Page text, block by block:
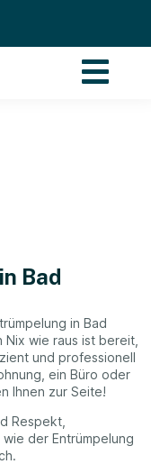
Bad
in Bad
wie raus ist bereit,
und professionell
ein Büro oder
Ihnen zur Seite!
Respekt,
der Entrümpelung